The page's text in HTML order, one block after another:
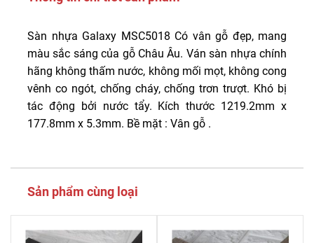
Sàn nhựa Galaxy MSC5018 Có vân gỗ đẹp, mang
màu sắc sáng của gỗ Châu Âu. Ván sàn nhựa chính
hãng không thấm nước, không mối mọt, không cong
vênh co ngót, chống cháy, chống trơn trượt. Khó bị
tác động bởi nước tẩy. Kích thước 1219.2mm x
177.8mm x 5.3mm. Bề mặt : Vân gỗ .
Sản phẩm cùng loại